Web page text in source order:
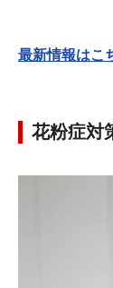
最新情報はこ
花粉症対